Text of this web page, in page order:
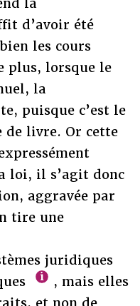
d’avoir été
les cours
plus, lorsque le
la
puisque c’est le
de livre. Or cette
loi, il s’agit donc
aggravée par
tire une
juridiques
, mais elles
et non de